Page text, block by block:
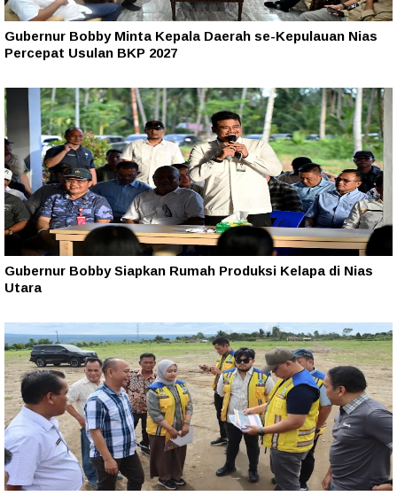
Gubernur Bobby Minta Kepala Daerah se-Kepulauan Nias
Percepat Usulan BKP 2027
Gubernur Bobby Siapkan Rumah Produksi Kelapa di Nias
Utara